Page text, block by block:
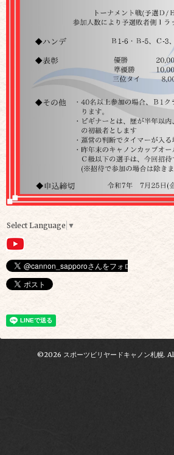
Select Language ▼
©2026 スポーツビリヤードキャノン札幌.